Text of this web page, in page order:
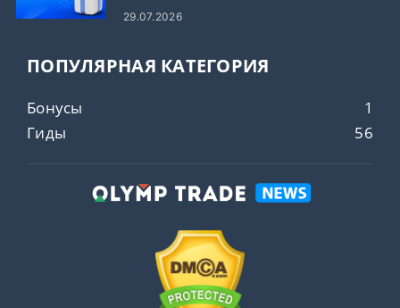
комиссии за рефералов
29.07.2026
ПОПУЛЯРНАЯ КАТЕГОРИЯ
Бонусы
1
Гиды
56